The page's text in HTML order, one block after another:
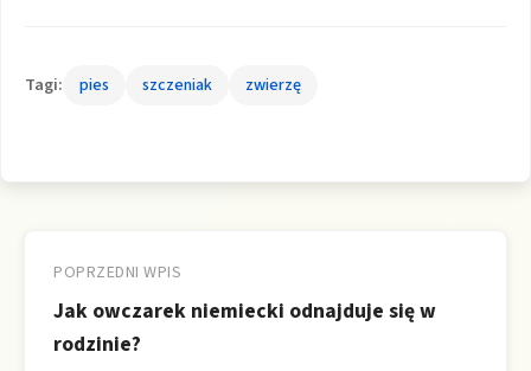
Tagi: pies szczeniak zwierzę
wpisu
POPRZEDNI WPIS
Jak owczarek niemiecki odnajduje się w
rodzinie?